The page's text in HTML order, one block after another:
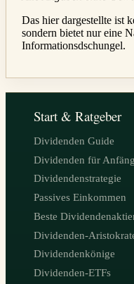
Das hier dargestellte ist
sondern bietet nur eine
Informationsdschungel.
Start & Ratgeber
Dividenden Guide
Dividenden für
Dividendenstrategie
Passives Einkommen
Beste
Dividenden-
Dividendenkönige
Dividenden-ETFs